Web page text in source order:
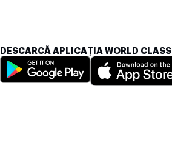
DESCARCĂ APLICAȚIA WORLD CLASS